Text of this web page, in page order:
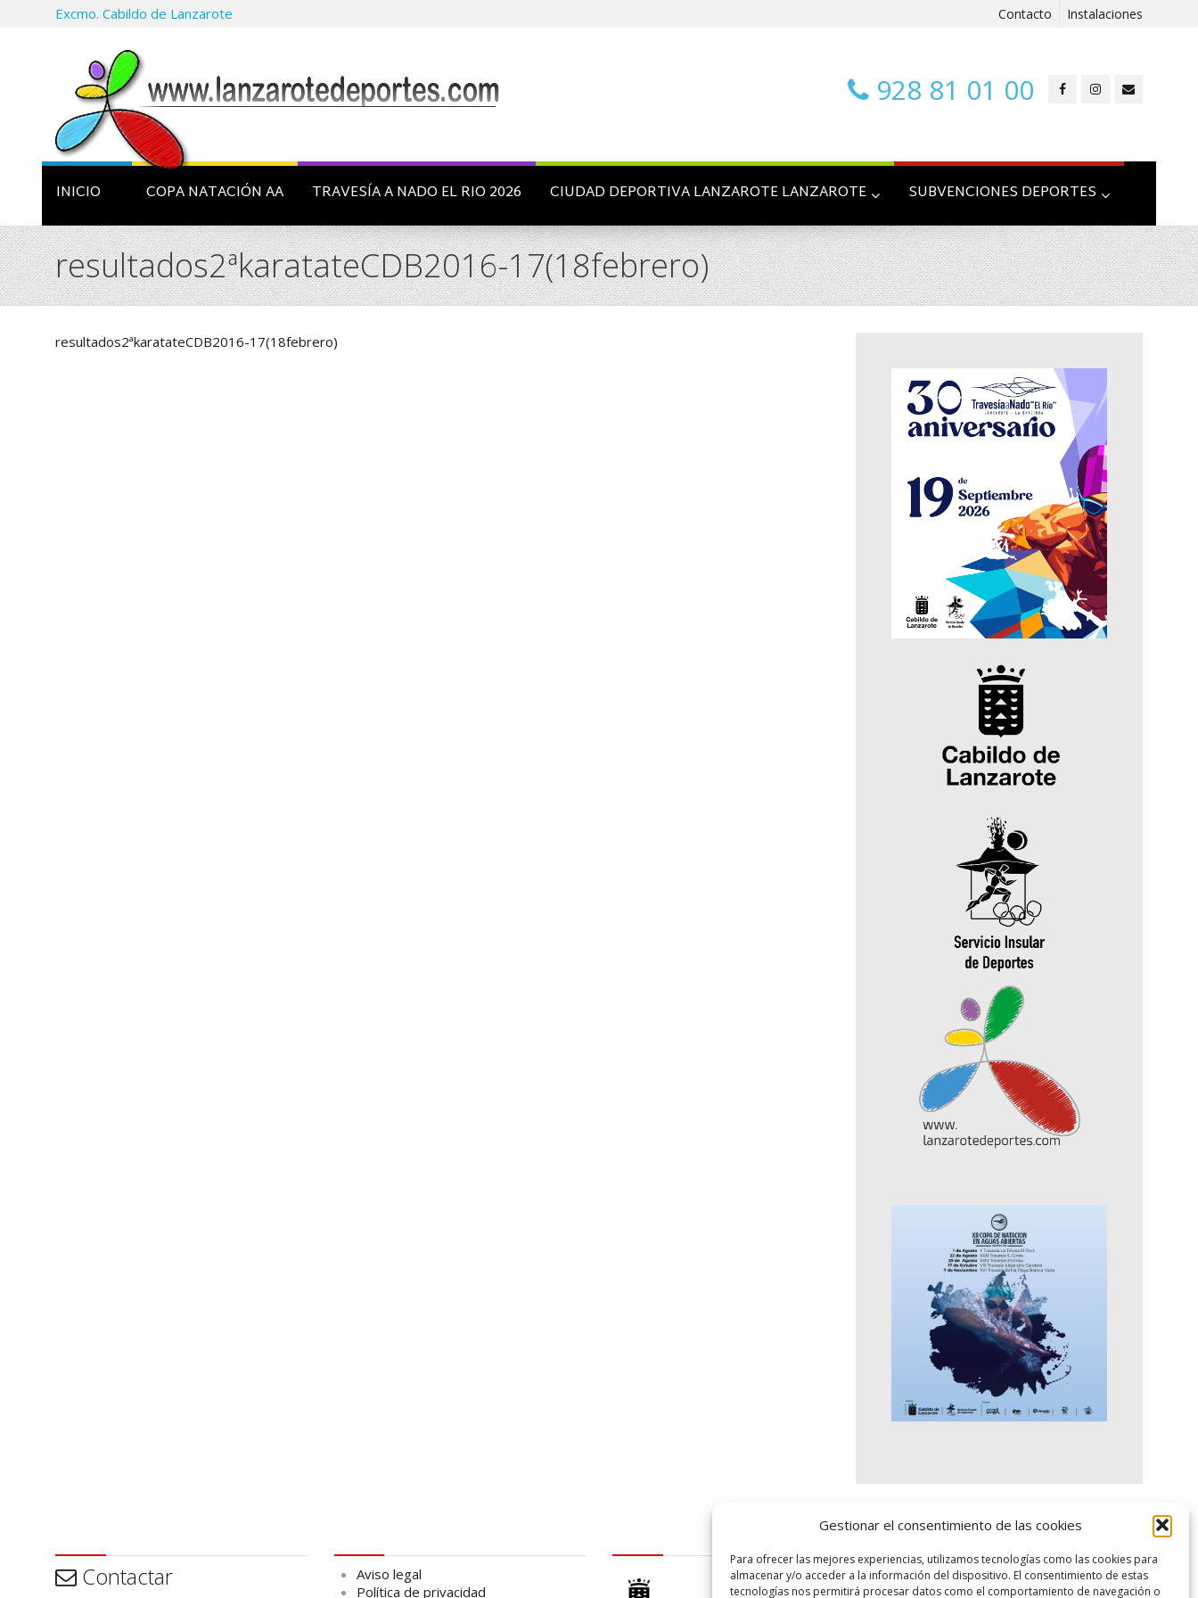
Gestionar el consentimiento de las cookies
Para ofrecer las mejores experiencias, utilizamos tecnologías como las cookies para
almacenar y/o acceder a la información del dispositivo. El consentimiento de estas
tecnologías nos permitirá procesar datos como el comportamiento de navegación o
Excmo. Cabildo de Lanzarote Contacto Instalaciones
928 81 01 00
INICIO COPA NATACIÓN AA TRAVESÍA A NADO EL RIO 2026 CIUDAD DEPORTIVA LANZAROTE LANZAROTE SUBVENCIONES DEPORTES
resultados2ªkaratateCDB2016-17(18febrero)
resultados2ªkaratateCDB2016-17(18febrero)
Contactar
Aviso legal
Política de privacidad
logo SID